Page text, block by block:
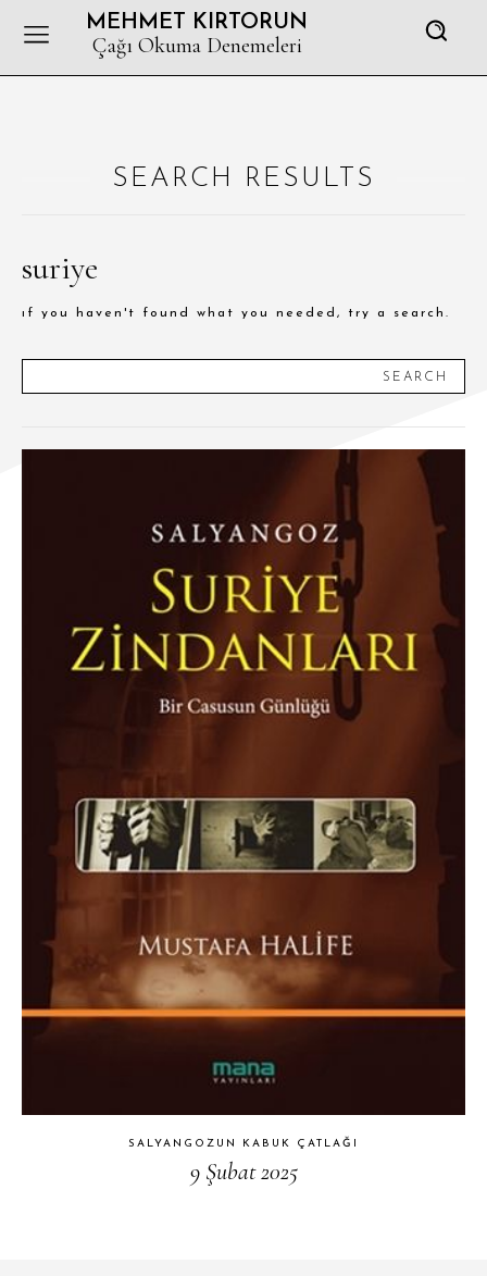
MEHMET KIRTORUN
Çağı Okuma Denemeleri
SEARCH RESULTS
suriye
if you haven't found what you needed, try a search.
SEARCH
SALYANGOZUN KABUK ÇATLAĞI
9 Şubat 2025